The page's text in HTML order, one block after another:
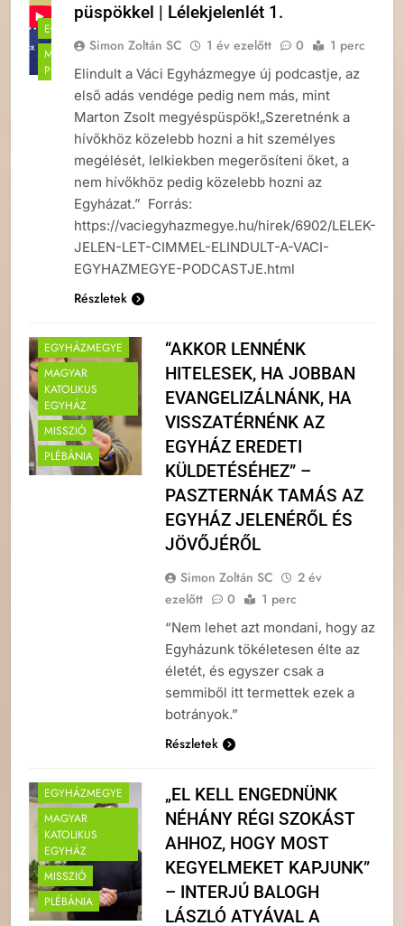
EGYHÁZMEGYE
MARTON ZSOLT
PÜSPÖK
püspökkel | Lélekjelenlét 1.
Simon Zoltán SC 1 év ezelőtt 0 1 perc
Elindult a Váci Egyházmegye új podcastje, az
első adás vendége pedig nem más, mint
Marton Zsolt megyéspüspök!„Szeretnénk a
hívőkhöz közelebb hozni a hit személyes
megélését, lelkiekben megerősíteni őket, a
nem hívőkhöz pedig közelebb hozni az
Egyházat.”​ Forrás:
https://vaciegyhazmegye.hu/hirek/6902/LELEK-
JELEN-LET-CIMMEL-ELINDULT-A-VACI-
EGYHAZMEGYE-PODCASTJE.html
Részletek
EGYHÁZMEGYE
MAGYAR
KATOLIKUS
EGYHÁZ
MISSZIÓ
PLÉBÁNIA
“AKKOR LENNÉNK
HITELESEK, HA JOBBAN
EVANGELIZÁLNÁNK, HA
VISSZATÉRNÉNK AZ
EGYHÁZ EREDETI
KÜLDETÉSÉHEZ” –
PASZTERNÁK TAMÁS AZ
EGYHÁZ JELENÉRŐL ÉS
JÖVŐJÉRŐL
Simon Zoltán SC
2 év
ezelőtt
0 1 perc
“Nem lehet azt mondani, hogy az
Egyházunk tökéletesen élte az
életét, és egyszer csak a
semmiből itt termettek ezek a
botrányok.”
Részletek
EGYHÁZMEGYE
MAGYAR
KATOLIKUS
EGYHÁZ
MISSZIÓ
PLÉBÁNIA
„EL KELL ENGEDNÜNK
NÉHÁNY RÉGI SZOKÁST
AHHOZ, HOGY MOST
KEGYELMEKET KAPJUNK”
– INTERJÚ BALOGH
LÁSZLÓ ATYÁVAL A